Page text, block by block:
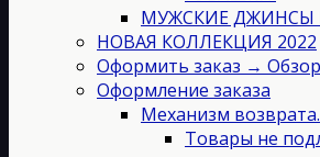
МУЖСКИЕ ДЖИНСЫ
НОВАЯ КОЛЛЕКЦИЯ 2022
Оформить заказ → Обзор
Оформление заказа
Механизм возврата.
Товары не